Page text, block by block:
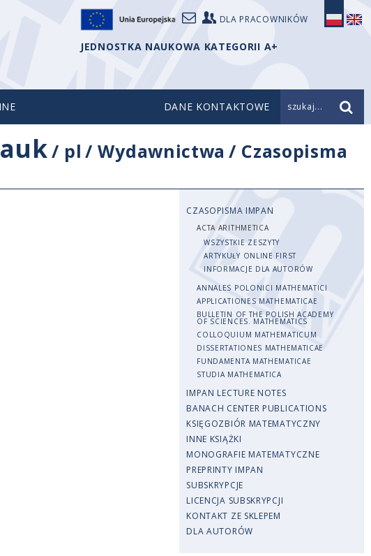
DLA PRACOWNIKÓW
JEDNOSTKA NAUKOWA KATEGORII A+
DANE KONTAKTOWE szukaj...
/ pl /Wydawnictwa / Czasopisma
CZASOPISMA IMPAN
ACTA ARITHMETICA
WSZYSTKIE ZESZYTY
ARTYKUŁY ONLINE FIRST
INFORMACJE DLA AUTORÓW
ANNALES POLONICI MATHEMATICI
APPLICATIONES MATHEMATICAE
BULLETIN OF THE POLISH ACADEMY
OF SCIENCES. MATHEMATICS
COLLOQUIUM MATHEMATICUM
DISSERTATIONES MATHEMATICAE
FUNDAMENTA MATHEMATICAE
STUDIA MATHEMATICA
IMPAN LECTURE NOTES
BANACH CENTER PUBLICATIONS
KSIĘGOZBIÓR MATEMATYCZNY
INNE KSIĄŻKI
MONOGRAFIE MATEMATYCZNE
PREPRINTY IMPAN
SUBSKRYPCJE
LICENCJA SUBSKRYPCJI
KONTAKT ZE SKLEPEM
DLA AUTORÓW